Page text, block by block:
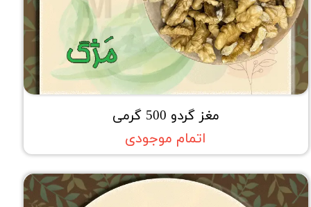
مغز گردو 500 گرمی
اتمام موجودی